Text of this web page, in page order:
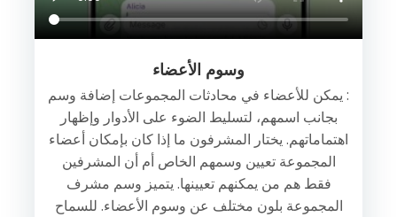
وسوم الأعضاء
: يمكن للأعضاء في محادثات المجموعات إضافة وسم
بجانب اسمهم، لتسليط الضوء على الأدوار وإظهار
اهتماماتهم. يختار المشرفون ما إذا كان بإمكان أعضاء
المجموعة تعيين وسمهم الخاص أم أن المشرفين
فقط هم من يمكنهم تعيينها. يتميز وسم مشرف
المجموعة بلون مختلف عن وسوم الأعضاء. للسماح